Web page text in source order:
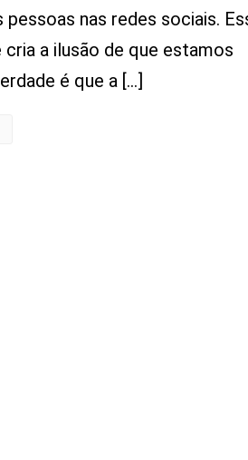
Coragem
nas redes sociais.
a ilusão de que estamos
é que a […]